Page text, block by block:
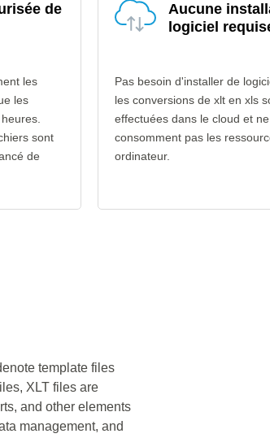
de
les
les
sont
de
Aucune
logiciel
Pas besoin d'installer de
les conversions de xlt en xls
effectuées dans le cloud et ne
consomment pas les
ordinateur.
template files
XLT files are
and other elements
management, and